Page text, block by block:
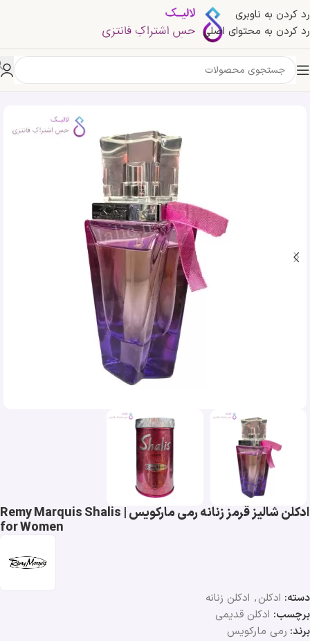
رد کردن به ناوبری
رد کردن به محتوای اصلی
خانه »فروشگاه »ادکلن شالیز قرمز زنانه رمی مارکویس | Remy Marquis Shalis for Women
ادکلن شالیز قرمز زنانه رمی مارکویس | Remy Marquis Shalis
for Women
دسته: ادکلن, ادکلن زنانه
برچسب: ادکلن قدیمی
برند: رمی مارکویس